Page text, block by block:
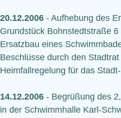
20.12.2006 - Aufhebung des
Grundstück Bohnstedtstraße
Ersatzbau eines
Beschlüsse durch den
Heimfallregelung für das
14.12.2006 - Begrüßung des
in der Schwimmhalle Karl-